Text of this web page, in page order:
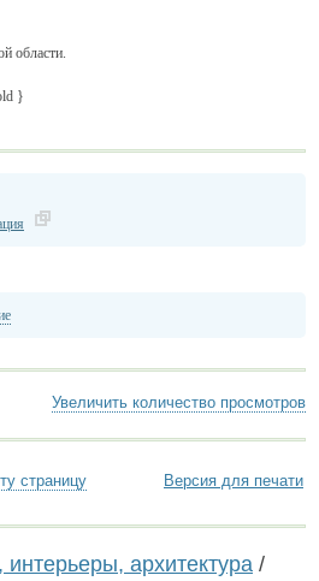
области.
}
Увеличить количество просмотров
страницу Версия для печати
интерьеры, архитектура /